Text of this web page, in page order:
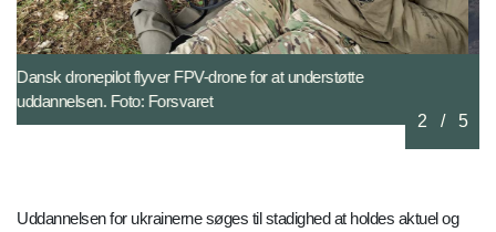
2 / 5
Træningen af ukrainske rekrutter i Storbritannien omfatter
blandt andet forsvar af og angreb på skyttegrave. Foto:
Forsvaret
Uddannelsen for ukrainerne søges til stadighed at holdes aktuel og